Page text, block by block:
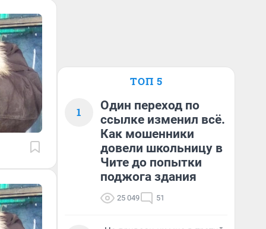
ТОП 5
1
Один переход по
ссылке изменил всё.
Как мошенники
довели школьницу в
Чите до попытки
поджога здания
25 049 51